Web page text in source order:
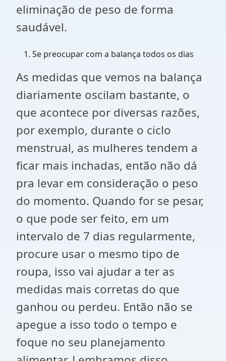
eliminação de peso de forma
saudável.
Se preocupar com a balança todos os dias
As medidas que vemos na balança
diariamente oscilam bastante, o
que acontece por diversas razões,
por exemplo, durante o ciclo
menstrual, as mulheres tendem a
ficar mais inchadas, então não dá
pra levar em consideração o peso
do momento. Quando for se pesar,
o que pode ser feito, em um
intervalo de 7 dias regularmente,
procure usar o mesmo tipo de
roupa, isso vai ajudar a ter as
medidas mais corretas do que
ganhou ou perdeu. Então não se
apegue a isso todo o tempo e
foque no seu planejamento